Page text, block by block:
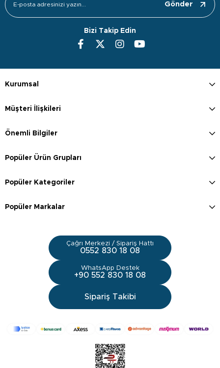
Gönder
Bizi Takip Edin
Kurumsal
Müşteri İlişkileri
Önemli Bilgiler
Popüler Ürün Grupları
Popüler Kategoriler
Popüler Markalar
Çağrı Merkezi / Sipariş Hattı
0552 830 18 08
WhatsApp Destek
+90 552 830 18 08
Sipariş Takibi